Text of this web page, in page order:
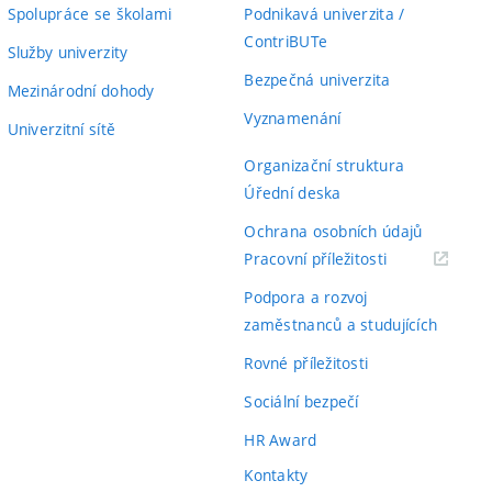
Spolupráce se školami
Služby univerzity
Mezinárodní dohody
Univerzitní sítě
Podnikavá univerzita /
ContriBUTe
Bezpečná univerzita
Vyznamenání
Organizační struktura
Úřední deska
Ochrana osobních údajů
Pracovní příležitosti(externí
Podpora a rozvoj
zaměstnanců a studujících
Rovné příležitosti
Sociální bezpečí
HR Award
Kontakty